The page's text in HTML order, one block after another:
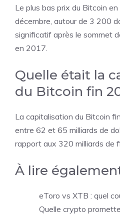
Le plus bas prix du Bitcoin
décembre, autour de 3 200
significatif après le sommet
en 2017.
Quelle était la
du Bitcoin fin
La capitalisation du Bitcoin
entre 62 et 65 milliards de
rapport aux 320 milliards de
À lire
eToro vs XTB : quel
Quelle crypto